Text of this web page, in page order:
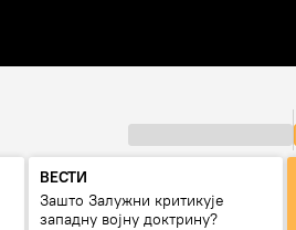
ВЕСТИ
Зашто Залужни критикује
западну војну доктрину?